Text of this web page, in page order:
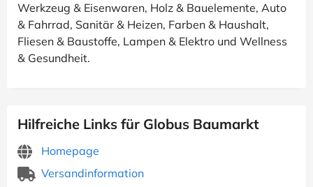
Werkzeug & Eisenwaren, Holz & Bauelemente, Auto
& Fahrrad, Sanitär & Heizen, Farben & Haushalt,
Fliesen & Baustoffe, Lampen & Elektro und Wellness
& Gesundheit.
Hilfreiche Links für Globus Baumarkt
Homepage
Versandinformation